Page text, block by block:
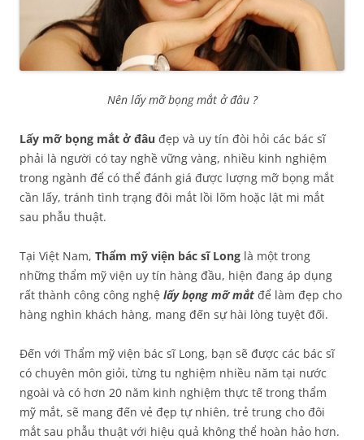
Nên lấy mỡ bọng mắt ở đâu ?
Lấy mỡ bọng mắt ở đâu đẹp và uy tín đòi hỏi các bác sĩ
phải là người có tay nghề vững vàng, nhiều kinh nghiệm
trong ngành để có thể đánh giá được lượng mỡ bọng mắt
cần lấy, tránh tình trạng đôi mắt lồi lõm hoặc lật mi mắt
sau phẫu thuật.
Tại Việt Nam, Thẩm mỹ viện bác sĩ Long là một trong
những thẩm mỹ viện uy tín hàng đầu, hiện đang áp dụng
rất thành công công nghệ lấy bọng mỡ mắt để làm đẹp cho
hàng nghìn khách hàng, mang đến sự hài lòng tuyệt đối.
Đến với Thẩm mỹ viện bác sĩ Long, bạn sẽ được các bác sĩ
có chuyên môn giỏi, từng tu nghiệm nhiều năm tại nước
ngoài và có hơn 20 năm kinh nghiệm thực tế trong thẩm
mỹ mắt, sẽ mang đến vẻ đẹp tự nhiên, trẻ trung cho đôi
mắt sau phẫu thuật với hiệu quả không thể hoàn hảo hơn.